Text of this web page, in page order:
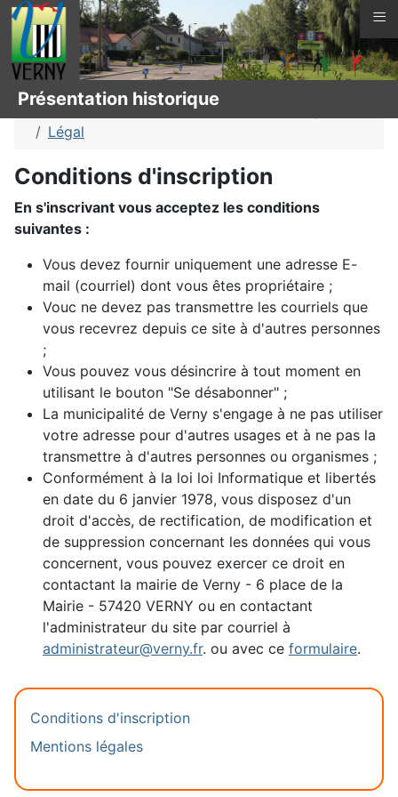
Vous êtes ici : Page d'accueil
Parc du Château
Présentation historique
Légal
Conditions d'inscription
En s'inscrivant vous acceptez les conditions
suivantes :
Vous devez fournir uniquement une adresse E-
mail (courriel) dont vous êtes propriétaire ;
Vouc ne devez pas transmettre les courriels que
vous recevrez depuis ce site à d'autres personnes
;
Vous pouvez vous désincrire à tout moment en
utilisant le bouton "Se désabonner" ;
La municipalité de Verny s'engage à ne pas utiliser
votre adresse pour d'autres usages et à ne pas la
transmettre à d'autres personnes ou organismes ;
Conformément à la loi loi Informatique et libertés
en date du 6 janvier 1978, vous disposez d'un
droit d'accès, de rectification, de modification et
de suppression concernant les données qui vous
concernent, vous pouvez exercer ce droit en
contactant la mairie de Verny - 6 place de la
Mairie - 57420 VERNY ou en contactant
l'administrateur du site par courriel à
administrateur@verny.fr. ou avec ce formulaire.
Conditions d'inscription
Mentions légales
Présentation historique
≡